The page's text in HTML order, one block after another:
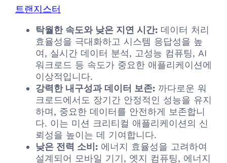
트랜지스터
탁월한 속도와 낮은 지연 시간: 데이터 처리
효율성을 극대화하고 시스템 응답성을 높
여, 실시간 데이터 분석, 고성능 컴퓨팅, AI
워크로드 등 속도가 중요한 애플리케이션에
이상적입니다.
강력한 내구성과 데이터 보존: 까다로운 워
크로드에서도 장기간 안정적인 성능을 유지
하며, 중요한 데이터를 안전하게 보존합니
다. 이는 미션 크리티컬 애플리케이션의 신
뢰성을 높이는 데 기여합니다.
낮은 전력 소비: 에너지 효율성을 고려하여
설계되어 모바일 기기, 엣지 컴퓨팅, 에너지